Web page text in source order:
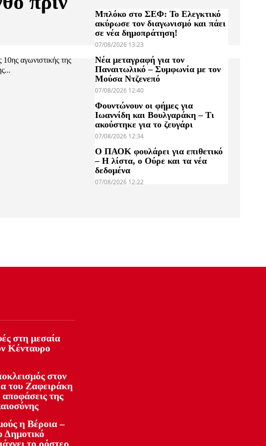
αγωνιστικής της
Μπλόκο στο ΣΕΦ: Το Ελεγκτικό
ακύρωσε τον διαγωνισμό και πάει
σε νέα δημοπράτηση!
07/08/2026 13:23
Νέα μεταγραφή για τον
Παναιτωλικό – Συμφωνία με τον
Μούσα Ντζενεπό
07/08/2026 12:40
Φουντώνουν οι φήμες για
Ιωαννίδη και Βουλγαράκη – Τι
ακούστηκε για το ζευγάρι
07/08/2026 12:34
Ο ΠΑΟΚ φουλάρει για επιθετικό
– Η λίστα, ο Ούρε και τα νέα
δεδομένα
07/08/2026 12:22
στη μεσαία
Κένταυρο
στον
του Ζαφειράκη
της
η Βέροια –
Δημοτικό
το ρόστερ